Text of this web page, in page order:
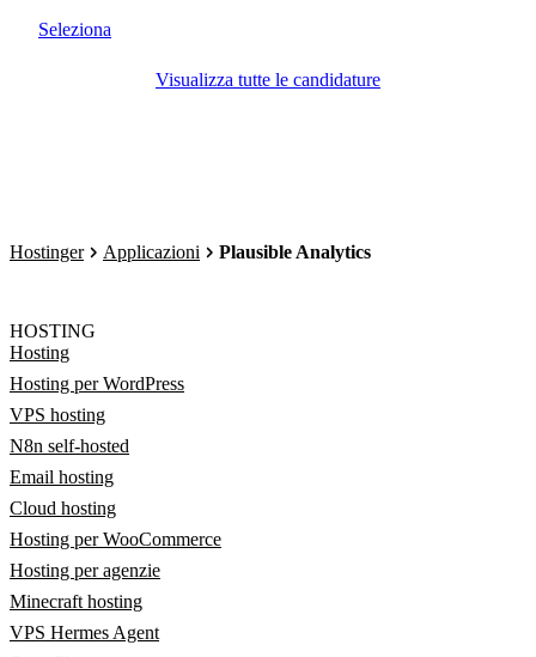
Seleziona
Visualizza tutte le candidature
Hostinger Applicazioni Plausible Analytics
HOSTING
Hosting
Hosting per WordPress
VPS hosting
N8n self-hosted
Email hosting
Cloud hosting
Hosting per WooCommerce
Hosting per agenzie
Minecraft hosting
VPS Hermes Agent